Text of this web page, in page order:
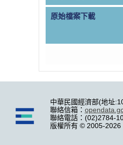
原始檔案下載
中華民國經濟部(地址
聯絡信箱：
聯絡電話：(02)2784-
版權所有 © 2005-2026